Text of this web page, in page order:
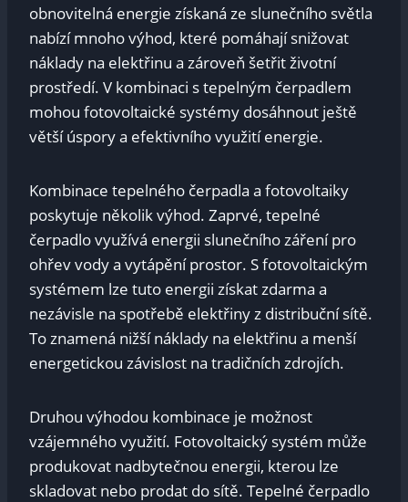
obnovitelná energie získaná ze slunečního světla
nabízí mnoho výhod, které pomáhají snižovat
náklady na elektřinu a zároveň šetřit životní
prostředí. V kombinaci s tepelným čerpadlem
mohou fotovoltaické systémy dosáhnout ještě
větší úspory a efektivního využití energie.
Kombinace tepelného čerpadla a fotovoltaiky
poskytuje několik výhod. Zaprvé, tepelné
čerpadlo využívá energii slunečního záření pro
ohřev vody a vytápění prostor. S fotovoltaickým
systémem lze tuto energii získat zdarma a
nezávisle na spotřebě elektřiny z distribuční sítě.
To znamená nižší náklady na elektřinu a menší
energetickou závislost na tradičních zdrojích.
Druhou výhodou kombinace je možnost
vzájemného využití. Fotovoltaický systém může
produkovat nadbytečnou energii, kterou lze
skladovat nebo prodat do sítě. Tepelné čerpadlo